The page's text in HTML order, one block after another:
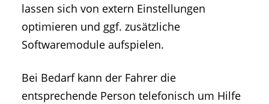
lassen sich von extern Einstellungen
optimieren und ggf. zusätzliche
Softwaremodule aufspielen.
Bei Bedarf kann der Fahrer die
entsprechende Person telefonisch um Hilfe